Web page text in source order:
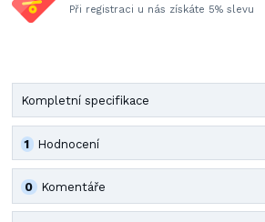
Při registraci u nás získáte 5% slevu
Kompletní specifikace
Hodnocení
1
Komentáře
0